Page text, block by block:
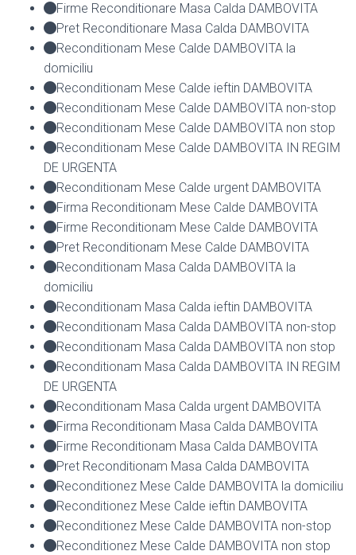
Firme Reconditionare Masa Calda DAMBOVITA
Pret Reconditionare Masa Calda DAMBOVITA
Reconditionam Mese Calde DAMBOVITA la
domiciliu
Reconditionam Mese Calde ieftin DAMBOVITA
Reconditionam Mese Calde DAMBOVITA non-stop
Reconditionam Mese Calde DAMBOVITA non stop
Reconditionam Mese Calde DAMBOVITA IN REGIM
DE URGENTA
Reconditionam Mese Calde urgent DAMBOVITA
Firma Reconditionam Mese Calde DAMBOVITA
Firme Reconditionam Mese Calde DAMBOVITA
Pret Reconditionam Mese Calde DAMBOVITA
Reconditionam Masa Calda DAMBOVITA la
domiciliu
Reconditionam Masa Calda ieftin DAMBOVITA
Reconditionam Masa Calda DAMBOVITA non-stop
Reconditionam Masa Calda DAMBOVITA non stop
Reconditionam Masa Calda DAMBOVITA IN REGIM
DE URGENTA
Reconditionam Masa Calda urgent DAMBOVITA
Firma Reconditionam Masa Calda DAMBOVITA
Firme Reconditionam Masa Calda DAMBOVITA
Pret Reconditionam Masa Calda DAMBOVITA
Reconditionez Mese Calde DAMBOVITA la domiciliu
Reconditionez Mese Calde ieftin DAMBOVITA
Reconditionez Mese Calde DAMBOVITA non-stop
Reconditionez Mese Calde DAMBOVITA non stop